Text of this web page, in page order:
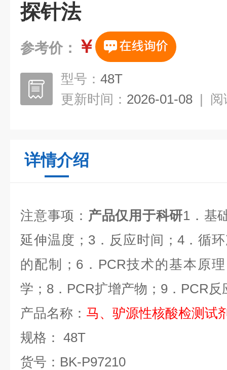
探针法
参考价： ￥
型号： 48T
更新时间： 2026-01-08 | 阅
详情介绍
注意事项： 产品仅用于科研1 ．基
延伸温度； 3．反应时间； 4．循
的配制； 6． PCR技术的基本原
学； 8 ． PCR扩增产物； 9 ． PCR反
产品名称： 马、驴源性核酸检测试
规格： 48T
货号： BK-P97210